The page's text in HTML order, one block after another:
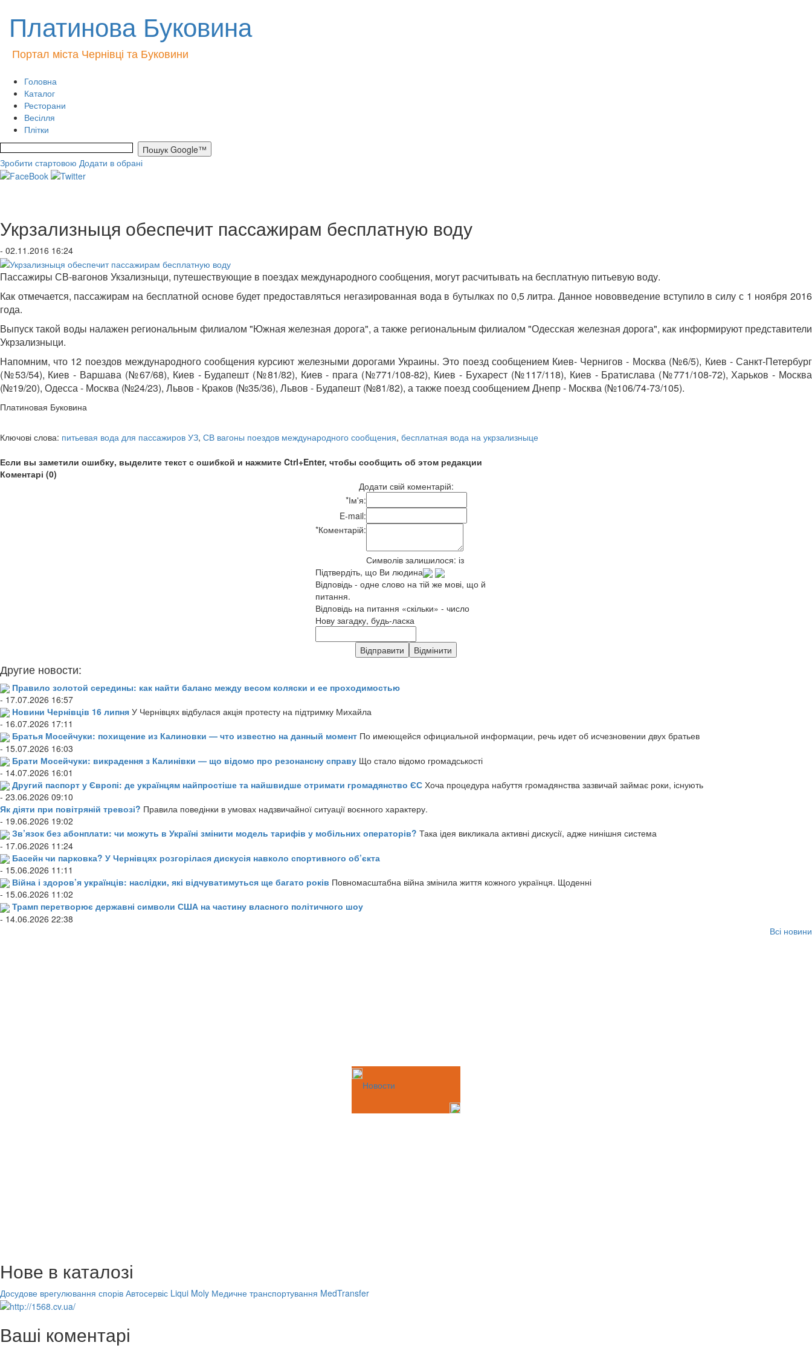
Платинова Буковина
Портал міста Чернівці та Буковини
Головна
Каталог
Ресторани
Весілля
Плітки
Зробити стартовою Додати в обрані
Укрзализныця обеспечит пассажирам бесплатную воду
- 02.11.2016 16:24
Пассажиры СВ-вагонов Укзализныци, путешествующие в поездах международного сообщения, могут расчитывать на бесплатную питьевую воду.
Как отмечается, пассажирам на бесплатной основе будет предоставляться негазированная вода в бутылках по 0,5 литра. Данное нововведение вступило в силу с 1 ноября 2016
года.
Выпуск такой воды налажен региональным филиалом "Южная железная дорога", а также региональным филиалом "Одесская железная дорога", как информируют представители
Укрзализныци.
Напомним, что 12 поездов международного сообщения курсиют железными дорогами Украины. Это поезд сообщением Киев- Чернигов - Москва (№6/5), Киев - Санкт-Петербург
(№53/54), Киев - Варшава (№67/68), Киев - Будапешт (№81/82), Киев - прага (№771/108-82), Киев - Бухарест (№117/118), Киев - Братислава (№771/108-72), Харьков - Москва
(№19/20), Одесса - Москва (№24/23), Львов - Краков (№35/36), Львов - Будапешт (№81/82), а также поезд сообщением Днепр - Москва (№106/74-73/105).
Платиновая Буковина
Ключові слова: питьевая вода для пассажиров УЗ, СВ вагоны поездов международного сообщения, бесплатная вода на укрзализныце
Если вы заметили ошибку, выделите текст с ошибкой и нажмите Ctrl+Enter, чтобы сообщить об этом редакции
Коментарі (0)
Додати свій коментарій:
*Ім'я:
E-mail:
*Коментарій:
Символів залишилося: із
Підтвердіть, що Ви людина
Відповідь - одне слово на тій же мові, що й
питання.
Відповідь на питання «скільки» - число
Нову загадку, будь-ласка
Другие новости:
Правило золотой середины: как найти баланс между весом коляски и ее проходимостью
- 17.07.2026 16:57
Новини Чернівців 16 липня У Чернівцях відбулася акція протесту на підтримку Михайла
- 16.07.2026 17:11
Братья Мосейчуки: похищение из Калиновки — что известно на данный момент По имеющейся официальной информации, речь идет об исчезновении двух братьев
- 15.07.2026 16:03
Брати Мосейчуки: викрадення з Калинівки — що відомо про резонансну справу Що стало відомо громадськості
- 14.07.2026 16:01
Другий паспорт у Європі: де українцям найпростіше та найшвидше отримати громадянство ЄС Хоча процедура набуття громадянства зазвичай займає роки, існують
- 23.06.2026 09:10
Як діяти при повітряній тревозі? Правила поведінки в умовах надзвичайної ситуації воєнного характеру.
- 19.06.2026 19:02
Зв’язок без абонплати: чи можуть в Україні змінити модель тарифів у мобільних операторів? Така ідея викликала активні дискусії, адже нинішня система
- 17.06.2026 11:24
Басейн чи парковка? У Чернівцях розгорілася дискусія навколо спортивного об’єкта
- 15.06.2026 11:11
Війна і здоров’я українців: наслідки, які відчуватимуться ще багато років Повномасштабна війна змінила життя кожного українця. Щоденні
- 15.06.2026 11:02
Трамп перетворює державні символи США на частину власного політичного шоу
- 14.06.2026 22:38
Всі новини
Новости
Нове в каталозі
Досудове врегулювання спорів Автосервіс Liqui Moly Медичне транспортування MedTransfer
Ваші коментарі